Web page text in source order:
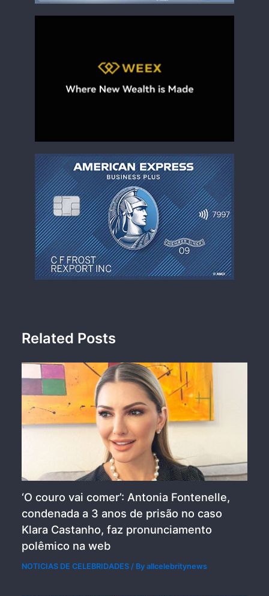
Related Posts
‘O couro vai comer’: Antonia Fontenelle,
condenada a 3 anos de prisão no caso
Klara Castanho, faz pronunciamento
polêmico na web
NOTICIAS DE CELEBRIDADES / Byallcelebritynews